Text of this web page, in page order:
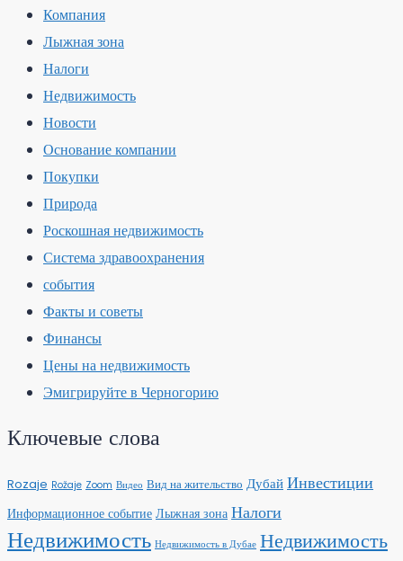
Компания
Лыжная зона
Налоги
Недвижимость
Новости
Основание компании
Покупки
Природа
Роскошная недвижимость
Система здравоохранения
события
Факты и советы
Финансы
Цены на недвижимость
Эмигрируйте в Черногорию
Ключевые слова
Rozaje Rožaje Zoom Видео Вид на жительство ДубайИнвестиции
Информационное событие Лыжная зона Налоги
Недвижимость Недвижимость в Дубае Недвижимость